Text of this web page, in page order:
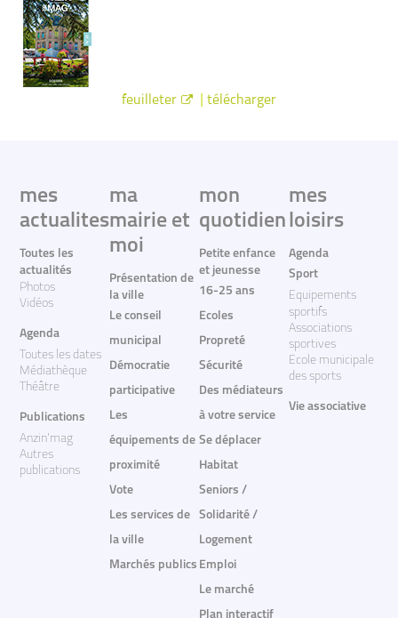
feuilleter télécharger
mes
actualites
Toutes les
actualités
Photos
Vidéos
Agenda
Toutes les dates
Médiathèque
Théâtre
Publications
Anzin'mag
Autres
publications
ma
mairie et
moi
Présentation de
la ville
Le conseil
municipal
Démocratie
participative
Les
équipements de
proximité
Vote
Les services de
la ville
Marchés publics
mon
quotidien
Petite enfance
et jeunesse
16-25 ans
Ecoles
Propreté
Sécurité
Des médiateurs
à votre service
Se déplacer
Habitat
Seniors /
Solidarité /
Logement
Emploi
Le marché
Plan interactif
mes
loisirs
Agenda
Sport
Equipements
sportifs
Associations
sportives
Ecole municipale
des sports
Vie associative